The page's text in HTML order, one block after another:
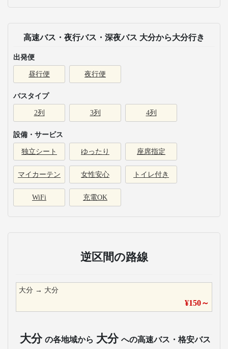
高速バス・夜行バス・深夜バス 大分から大分行き
出発便
昼行便 夜行便
バスタイプ
2列 3列 4列
設備・サービス
独立シート ゆったり 座席指定
マイカーテン 女性安心 トイレ付き
WiFi 充電OK
逆区間の路線
大分 → 大分
¥150～
大分 の各地域から 大分 への高速バス・格安バス